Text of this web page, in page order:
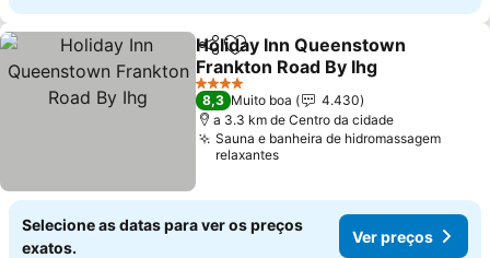
PartilharAdicionar aos favoritos
Holiday Inn Queenstown
Frankton Road By Ihg
Ver preços
4 Estrelas
8,3 Muito boa
4.430
a 3.3 km de Centro da cidade
Sauna e banheira de hidromassagem
relaxantes
Selecione as datas para ver os preços
exatos.
Ver preços